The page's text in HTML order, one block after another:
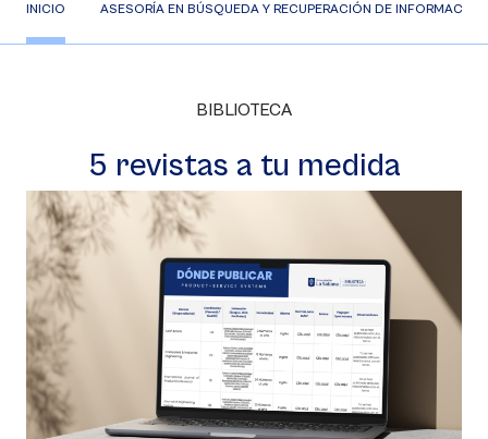
INICIO ASESORÍA EN BÚSQUEDA Y RECUPERACIÓN DE INFORMACIÓN
BIBLIOTECA
5 revistas a tu medida